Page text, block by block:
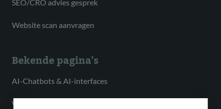
SEO/CRO advies gesprek
Website scan aanvragen
Bekende pagina's
AI-Chatbots & AI-interfaces
Website laten maken